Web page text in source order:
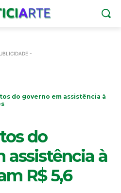
-
do governo em assistência à
do
assistência à
R$ 5,6